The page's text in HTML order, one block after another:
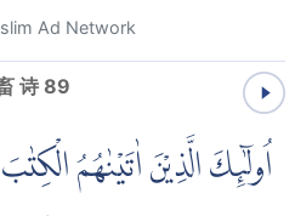
Ad Network
诗 89
اُولٰۤىِٕكَ الَّذِيْنَ اٰتَيْنٰهُمُ